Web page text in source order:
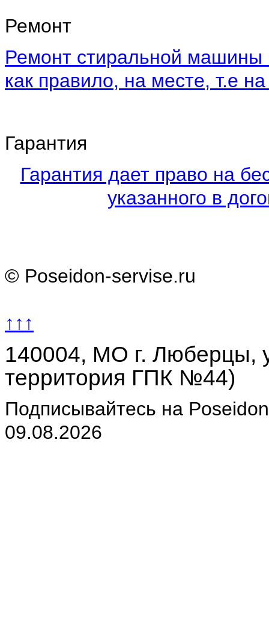
Ремонт
Ремонт стиральной машины
как правило, на месте, т.е
Гарантия
Гарантия дает право на
указанного в
© Poseidon-servise.ru
↑↑↑
140004, МО г. Люберцы,
территория ГПК №44)
Подписывайтесь на
09.08.2026